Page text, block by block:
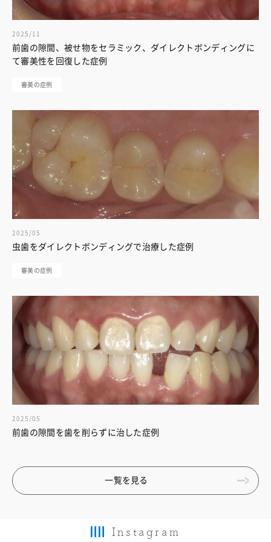
2025/11
前歯の隙間、被せ物をセラミック、ダイレクトボンディングに
て審美性を回復した症例
審美の症例
2025/05
虫歯をダイレクトボンディングで治療した症例
審美の症例
2025/05
前歯の隙間を歯を削らずに治した症例
一覧を見る
Instagram